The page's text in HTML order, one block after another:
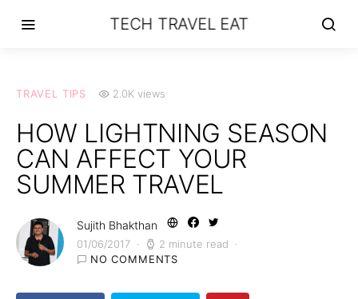
TECH TRAVEL EAT
TRAVEL TIPS 2.0K views
HOW LIGHTNING SEASON
CAN AFFECT YOUR
SUMMER TRAVEL
Sujith Bhakthan
01/06/2017
2 minute read
NO COMMENTS